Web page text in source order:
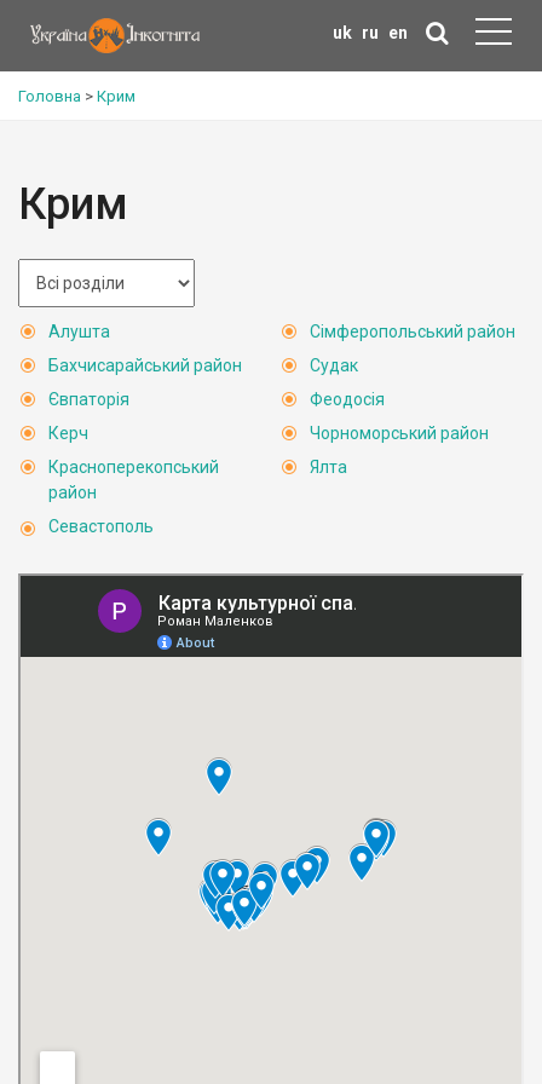
uk ru en
Головна > Крим
Крим
Алушта
Бахчисарайський район
Євпаторія
Керч
Красноперекопський
район
Севастополь
Сімферопольський район
Судак
Феодосія
Чорноморський район
Ялта